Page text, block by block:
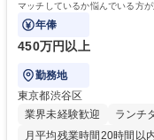
マッチしているか悩んでいる方が
年俸
450万円以上
勤務地
東京都渋谷区
業界未経験歓迎
ランチ
月平均残業時間20時間以